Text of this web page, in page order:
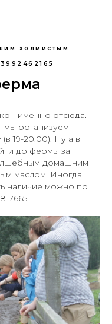
холмистым
- именно отсюда.
мы организуем
19-20:00). Ну а в
до фермы за
домашним
маслом. Иногда
наличие можно по
7665